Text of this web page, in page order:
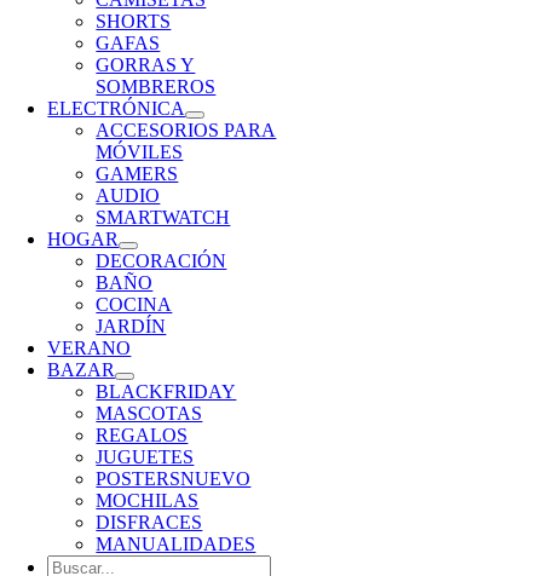
SHORTS
GAFAS
GORRAS Y
SOMBREROS
ELECTRÓNICA
ACCESORIOS PARA
MÓVILES
GAMERS
AUDIO
SMARTWATCH
HOGAR
DECORACIÓN
BAÑO
COCINA
JARDÍN
VERANO
BAZAR
BLACKFRIDAY
MASCOTAS
REGALOS
JUGUETES
POSTERSNUEVO
MOCHILAS
DISFRACES
MANUALIDADES
Buscar: